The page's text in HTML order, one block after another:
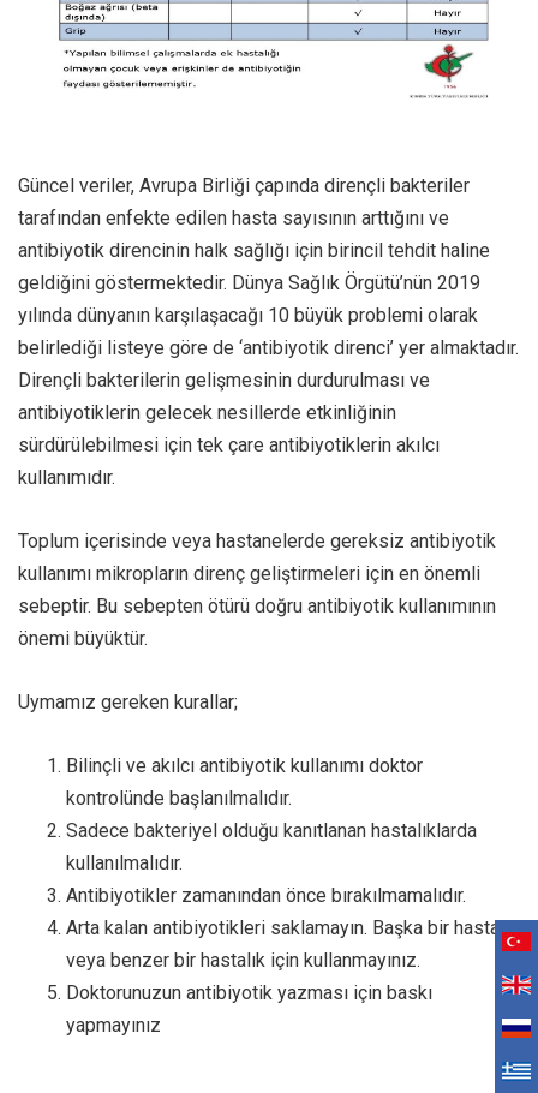
Güncel veriler, Avrupa Birliği çapında dirençli bakteriler
tarafından enfekte edilen hasta sayısının arttığını ve
antibiyotik direncinin halk sağlığı için birincil tehdit haline
geldiğini göstermektedir. Dünya Sağlık Örgütü’nün 2019
yılında dünyanın karşılaşacağı 10 büyük problemi olarak
belirlediği listeye göre de ‘antibiyotik direnci’ yer almaktadır.
Dirençli bakterilerin gelişmesinin durdurulması ve
antibiyotiklerin gelecek nesillerde etkinliğinin
sürdürülebilmesi için tek çare antibiyotiklerin akılcı
kullanımıdır.
Toplum içerisinde veya hastanelerde gereksiz antibiyotik
kullanımı mikropların direnç geliştirmeleri için en önemli
sebeptir. Bu sebepten ötürü doğru antibiyotik kullanımının
önemi büyüktür.
Uymamız gereken kurallar;
Bilinçli ve akılcı antibiyotik kullanımı doktor
kontrolünde başlanılmalıdır.
Sadece bakteriyel olduğu kanıtlanan hastalıklarda
kullanılmalıdır.
Antibiyotikler zamanından önce bırakılmamalıdır.
Arta kalan antibiyotikleri saklamayın. Başka bir hastalık
veya benzer bir hastalık için kullanmayınız.
Doktorunuzun antibiyotik yazması için baskı
yapmayınız